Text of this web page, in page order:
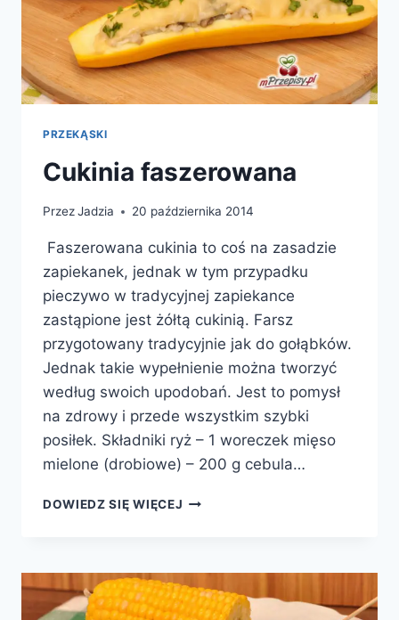
PRZEKĄSKI
Cukinia faszerowana
PrzezJadzia 20 października 2014
Faszerowana cukinia to coś na zasadzie
zapiekanek, jednak w tym przypadku
pieczywo w tradycyjnej zapiekance
zastąpione jest żółtą cukinią. Farsz
przygotowany tradycyjnie jak do gołąbków.
Jednak takie wypełnienie można tworzyć
według swoich upodobań. Jest to pomysł
na zdrowy i przede wszystkim szybki
posiłek. Składniki ryż – 1 woreczek mięso
mielone (drobiowe) – 200 g cebula…
DOWIEDZ SIĘ WIĘCEJ CUKINIA